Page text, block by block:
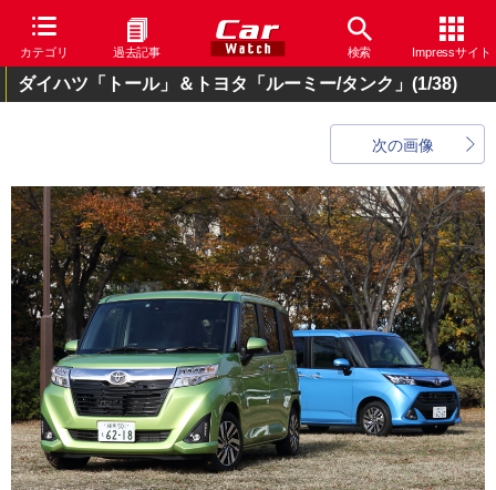
カテゴリ 過去記事 検索 Impressサイト
ダイハツ「トール」＆トヨタ「ルーミー/タンク」 (1/38)
次の画像